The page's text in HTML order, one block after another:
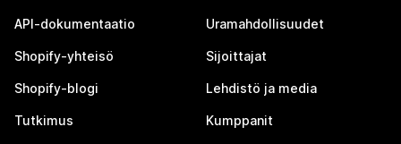
API-dokumentaatio
Shopify-yhteisö
Shopify-blogi
Tutkimus
Uramahdollisuudet
Sijoittajat
Lehdistö ja media
Kumppanit